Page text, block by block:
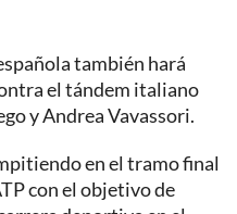
también hará
el tándem italiano
y Andrea Vavassori.
en el tramo final
con el objetivo de